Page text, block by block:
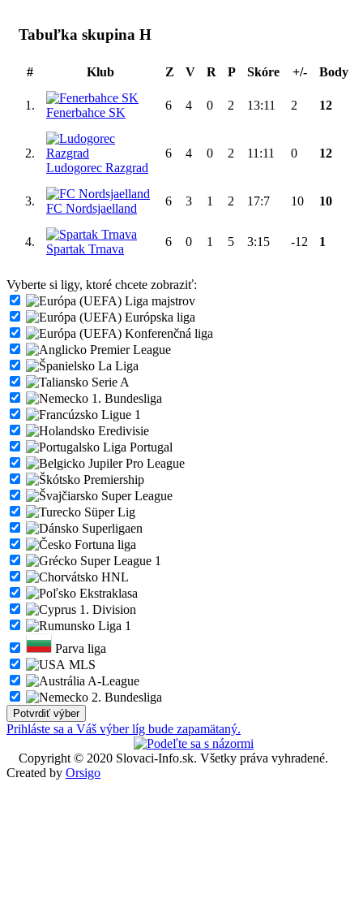
Tabuľka skupina H
# Klub Z V R P Skóre +/- Body
1.
Fenerbahce SK
6 4 0 2 13:11 2 12
2.
Ludogorec Razgrad
6 4 0 2 11:11 0 12
3.
FC Nordsjaelland
6 3 1 2 17:7 10 10
4.
Spartak Trnava
6 0 1 5 3:15 -12 1
Vyberte si ligy, ktoré chcete zobraziť:
Liga majstrov
Európska liga
Konferenčná liga
Premier League
La Liga
Serie A
1. Bundesliga
Ligue 1
Eredivisie
Liga Portugal
Jupiler Pro League
Premiership
Super League
Süper Lig
Superligaen
Fortuna liga
Super League 1
HNL
Ekstraklasa
1. Division
Liga 1
Parva liga
MLS
A-League
2. Bundesliga
Prihláste sa a Váš výber líg bude zapamätaný.
Copyright © 2020 Slovaci-Info.sk. Všetky práva vyhradené.
Created by Orsigo